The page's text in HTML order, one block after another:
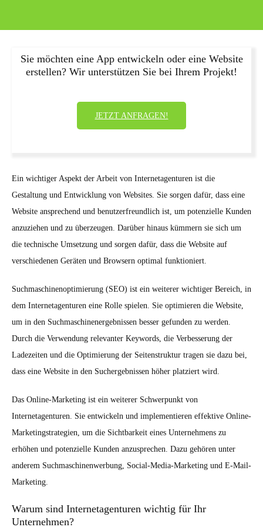
Sie möchten eine App entwickeln oder eine Website
erstellen? Wir unterstützen Sie bei Ihrem Projekt!
JETZT ANFRAGEN!
Ein wichtiger Aspekt der Arbeit von Internetagenturen ist die
Gestaltung und Entwicklung von Websites. Sie sorgen dafür, dass eine
Website ansprechend und benutzerfreundlich ist, um potenzielle Kunden
anzuziehen und zu überzeugen. Darüber hinaus kümmern sie sich um
die technische Umsetzung und sorgen dafür, dass die Website auf
verschiedenen Geräten und Browsern optimal funktioniert.
Suchmaschinenoptimierung (SEO) ist ein weiterer wichtiger Bereich, in
dem Internetagenturen eine Rolle spielen. Sie optimieren die Website,
um in den Suchmaschinenergebnissen besser gefunden zu werden.
Durch die Verwendung relevanter Keywords, die Verbesserung der
Ladezeiten und die Optimierung der Seitenstruktur tragen sie dazu bei,
dass eine Website in den Suchergebnissen höher platziert wird.
Das Online-Marketing ist ein weiterer Schwerpunkt von
Internetagenturen. Sie entwickeln und implementieren effektive Online-
Marketingstrategien, um die Sichtbarkeit eines Unternehmens zu
erhöhen und potenzielle Kunden anzusprechen. Dazu gehören unter
anderem Suchmaschinenwerbung, Social-Media-Marketing und E-Mail-
Marketing.
Warum sind Internetagenturen wichtig für Ihr
Unternehmen?